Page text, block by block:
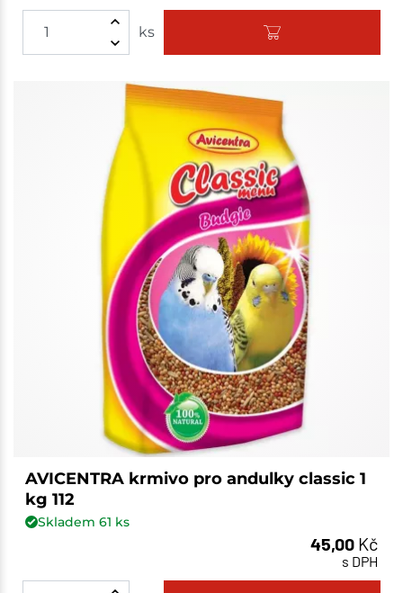
ks
AVICENTRA krmivo pro andulky classic 1
kg 112
Skladem 61 ks
45,00 Kč
s DPH